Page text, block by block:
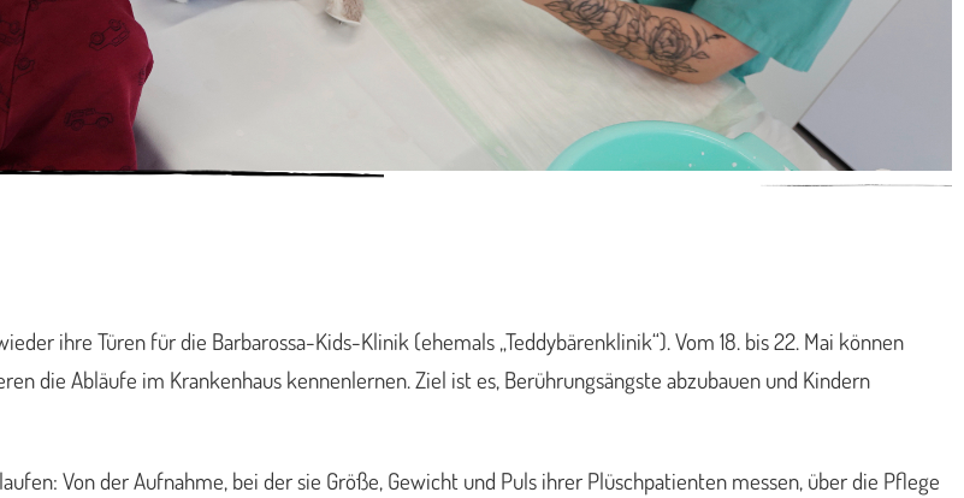
ihre Türen für die Barbarossa-Kids-Klinik (ehemals „Teddybärenklinik“). Vom 18. bis 22. Mai können
die Abläufe im Krankenhaus kennenlernen. Ziel ist es, Berührungsängste abzubauen und Kindern
Von der Aufnahme, bei der sie Größe, Gewicht und Puls ihrer Plüschpatienten messen, über die Pflege